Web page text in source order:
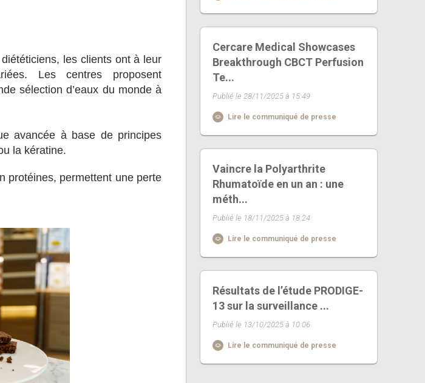
les clients ont à leur
Les centres proposent
sélection d’eaux du monde à
avancée à base de principes
la kératine.
protéines, permettent une perte
Cercare Medical Showcases
Breakthrough CBCT Perfusion
Te...
Publié le 28/11/2025 à 15:49
Lire le communiqué de presse
Vaincre la Polyarthrite
Rhumatoïde en un an : une
méth...
Publié le 18/11/2025 à 18:24
Lire le communiqué de presse
Résultats de l’étude PRODIGE-
13 sur la surveillance ...
Publié le 13/10/2025 à 10:06
Lire le communiqué de presse